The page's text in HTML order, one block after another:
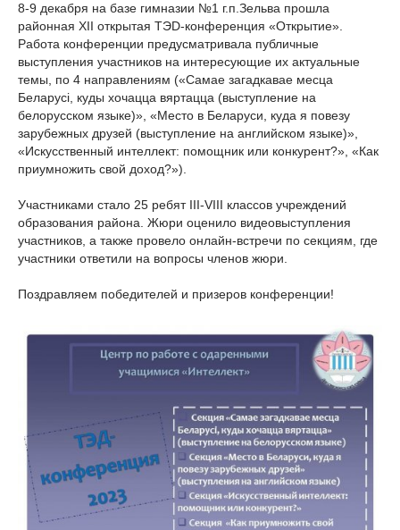
8-9 декабря на базе гимназии №1 г.п.Зельва прошла
районная ХІI открытая ТЭD-конференция «Открытие».
Работа конференции предусматривала публичные
выступления участников на интересующие их актуальные
темы, по 4 направлениям («Самае загадкавае месца
Беларусі, куды хочацца вяртацца (выступление на
белорусском языке)», «Место в Беларуси, куда я повезу
зарубежных друзей (выступление на английском языке)»,
«Искусственный интеллект: помощник или конкурент?», «Как
приумножить свой доход?»).
Участниками стало 25 ребят III-VIII классов учреждений
образования района. Жюри оценило видеовыступления
участников, а также провело онлайн-встречи по секциям, где
участники ответили на вопросы членов жюри.
Поздравляем победителей и призеров конференции!